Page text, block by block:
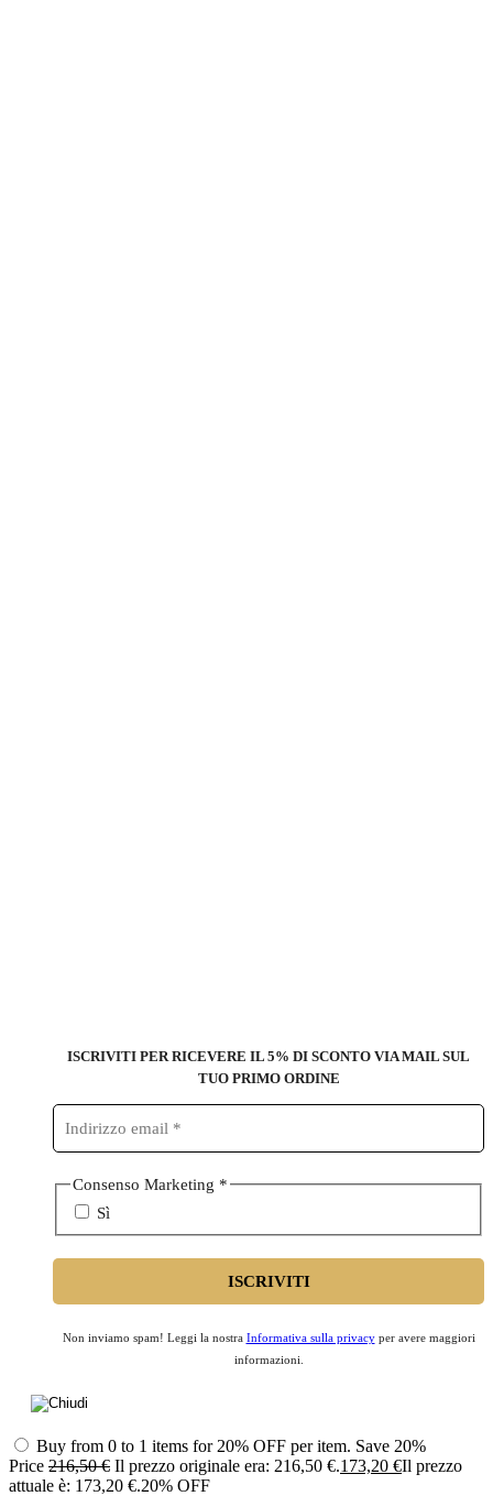
ISCRIVITI PER RICEVERE IL 5% DI SCONTO VIA MAIL SUL
TUO PRIMO ORDINE
Consenso Marketing *
Sì
Non inviamo spam! Leggi la nostra Informativa sulla privacyper avere maggiori
informazioni.
Buy from 0 to 1 items for 20% OFF per item. Save 20%
Price 216,50€ Il prezzo originale era: 216,50 €.173,20 €Il prezzo
attuale è: 173,20 €.20% OFF